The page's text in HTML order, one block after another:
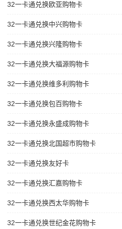
32一卡通兑换欧亚购物卡
32一卡通兑换中兴购物卡
32一卡通兑换兴隆购物卡
32一卡通兑换大福源购物卡
32一卡通兑换维多利购物卡
32一卡通兑换包百购物卡
32一卡通兑换永盛成购物卡
32一卡通兑换北国超市购物卡
32一卡通兑换友好卡
32一卡通兑换汇嘉购物卡
32一卡通兑换西太华购物卡
32一卡通兑换世纪金花购物卡